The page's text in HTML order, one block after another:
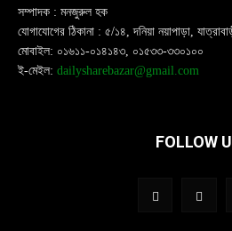
সম্পাদক : মনজুরুল হক
যোগাযোগের ঠিকানা : ৫/১৪, দনিয়া নয়াপাড়া,
মোবাইল: ০১৬১১-০১৪১৪৩, ০১৫৩৩-৩৩০১০০
ই-মেইল: dailysharebazar@gmail.com
FOLLOW